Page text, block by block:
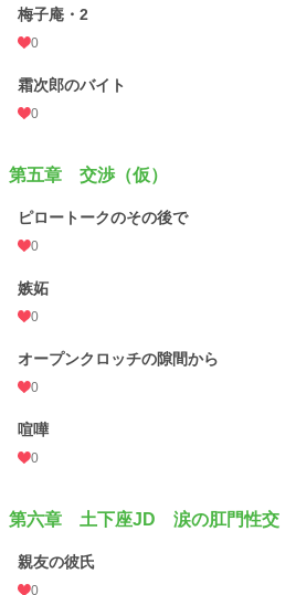
梅子庵・2
0
霜次郎のバイト
0
第五章 交渉（仮）
ピロートークのその後で
0
嫉妬
0
オープンクロッチの隙間から
0
喧嘩
0
第六章 土下座JD 涙の肛門性交
親友の彼氏
0